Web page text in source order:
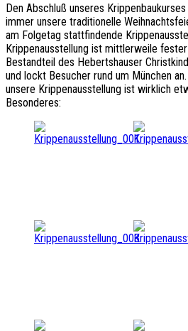
Den Abschluß unseres
immer unsere traditionelle
am Folgetag stattfindende
Krippenausstellung ist mittlerweile fester
Bestandteil des Hebertshauser
und lockt Besucher rund um München
unsere Krippenausstellung ist wirklich
Besonderes: